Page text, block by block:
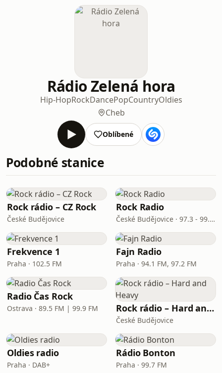
Rádio Zelená hora
Hip-HopRockDancePopCountryOldies
Cheb
Oblíbené
Podobné stanice
Rock rádio – CZ Rock
České Budějovice
Rock Radio
České Budějovice · 97.3 - 99.7 FM
Frekvence 1
Praha · 102.5 FM
Fajn Radio
Praha · 94.1 FM, 97.2 FM
Radio Čas Rock
Ostrava · 89.5 FM | 99.9 FM Rock rádio – Hard and Heavy
České Budějovice
Oldies radio
Praha · DAB+
Rádio Bonton
Praha · 99.7 FM